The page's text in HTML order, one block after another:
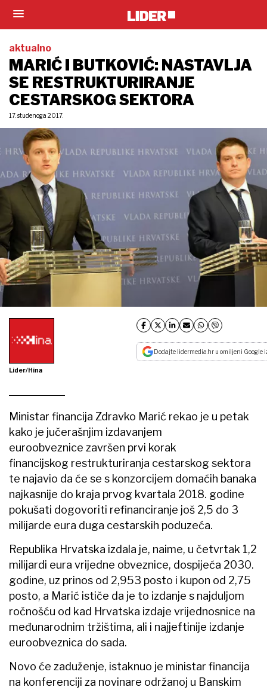
aktualno
MARIĆ I BUTKOVIĆ: NASTAVLJA
SE RESTRUKTURIRANJE
CESTARSKOG SEKTORA
17. studenoga 2017.
Lider/Hina
Dodajte lidermedia.hr u omiljeni Google
Ministar financija Zdravko Marić rekao je u petak
kako je jučerašnjim izdavanjem
euroobveznice završen prvi korak
financijskog restrukturiranja cestarskog sektora
te najavio da će se s konzorcijem domaćih banaka
najkasnije do kraja prvog kvartala 2018. godine
pokušati dogovoriti refinanciranje još 2,5 do 3
milijarde eura duga cestarskih poduzeća.
Republika Hrvatska izdala je, naime, u četvrtak 1,2
milijardi eura vrijedne obveznice, dospijeća 2030.
godine, uz prinos od 2,953 posto i kupon od 2,75
posto, a Marić ističe da je to izdanje s najduljom
ročnošću od kad Hrvatska izdaje vrijednosnice na
međunarodnim tržištima, ali i najjeftinije izdanje
euroobveznica do sada.
Novo će zaduženje, istaknuo je ministar financija
na konferenciji za novinare održanoj u Banskim